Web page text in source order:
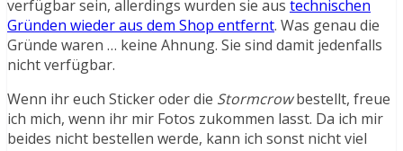
verfügbar sein, allerdings wurden sie aus technischen
Gründen wieder aus dem Shop entfernt. Was genau die
Gründe waren … keine Ahnung. Sie sind damit jedenfalls
nicht verfügbar.
Wenn ihr euch Sticker oder die Stormcrowbestellt, freue
ich mich, wenn ihr mir Fotos zukommen lasst. Da ich mir
beides nicht bestellen werde, kann ich sonst nicht viel